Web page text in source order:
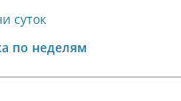
суток
по неделям